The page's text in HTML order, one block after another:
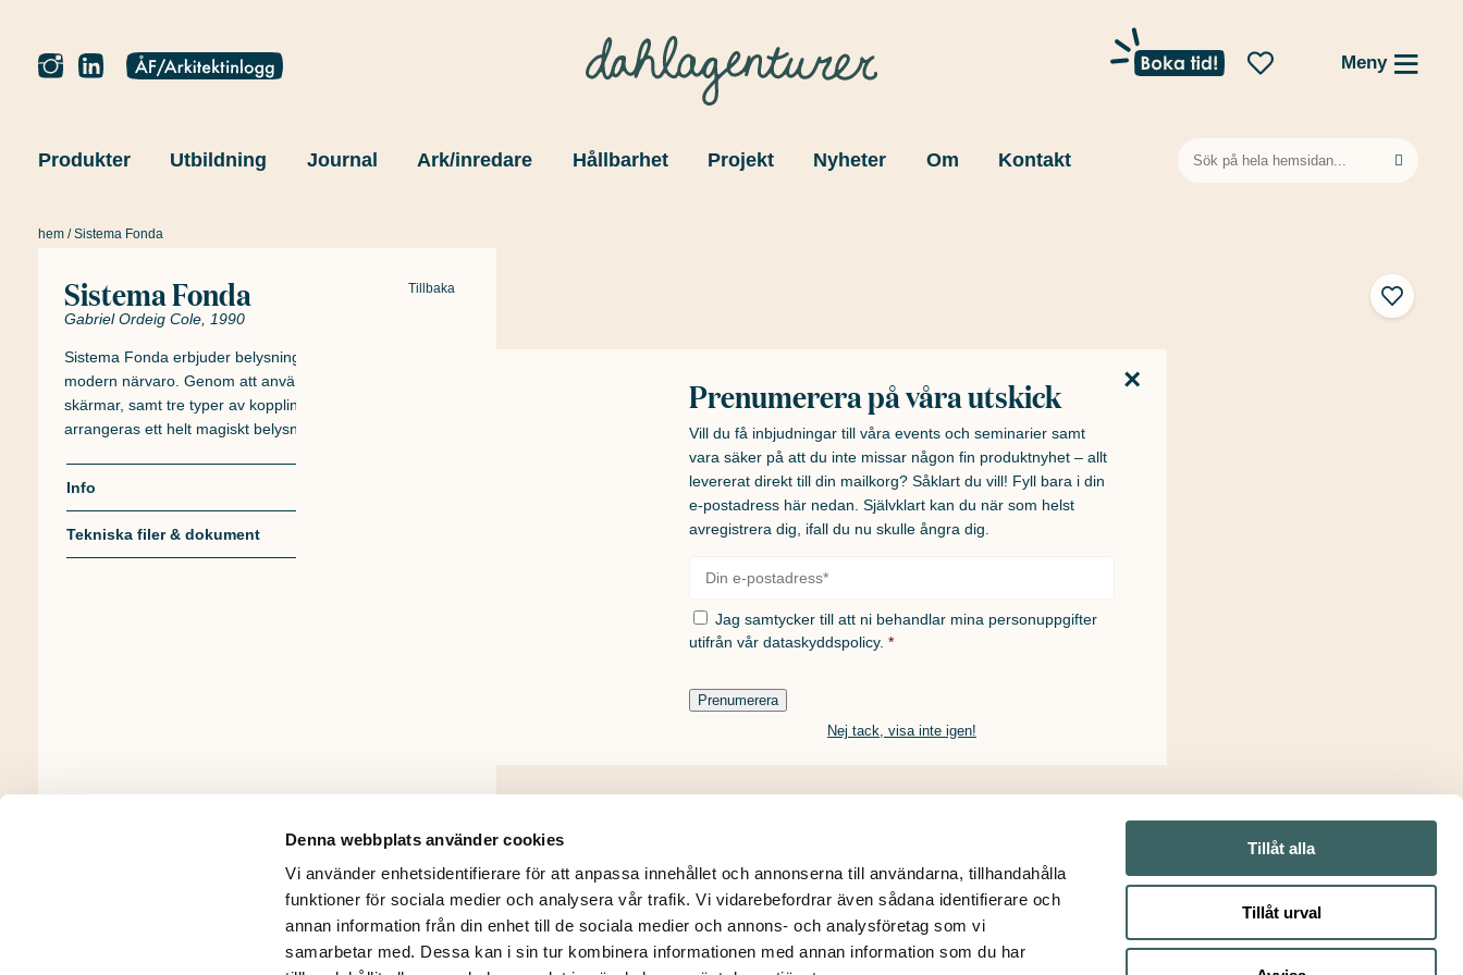
Denna webbplats använder cookies
Vi använder enhetsidentifierare för att anpassa innehållet och annonserna till användarna, tillhandahålla
funktioner för sociala medier och analysera vår trafik. Vi vidarebefordrar även sådana identifierare och
annan information från din enhet till de sociala medier och annons- och analysföretag som vi
samarbetar med. Dessa kan i sin tur kombinera informationen med annan information som du har
Tillåt alla
Tillåt urval
Meny
Produkter Utbildning Journal Ark/inredare Hållbarhet Projekt Nyheter Om Kontakt
efter:
hem / Sistema Fonda
Sistema Fonda Tillbaka
Gabriel Ordeig Cole, 1990
Sistema Fonda erbjuder belysning genom en helt
modern närvaro. Genom att använda set av en eller tre
skärmar, samt tre typer av kopplingar mellan dem,
arrangeras ett helt magiskt belysningssystem.
Info
Tekniska filer & dokument
×
Prenumerera på våra utskick
Vill du få inbjudningar till våra events och seminarier samt
vara säker på att du inte missar någon fin produktnyhet – allt
levererat direkt till din mailkorg? Såklart du vill! Fyll bara i din
e-postadress här nedan. Självklart kan du när som helst
avregistrera dig, ifall du nu skulle ångra dig.
post *
Samtycke *
Jag samtycker till att ni behandlar mina personuppgifter
utifrån vår dataskyddspolicy. *
Prenumerera
Nej tack, visa inte igen!